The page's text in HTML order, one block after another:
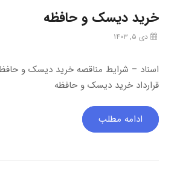
خرید دیسک و حافظه
دی ۵, ۱۴۰۳
اسناد – شرایط مناقصه خرید دیسک و
قرارداد خرید دیسک و حافظه
ادامه مطلب